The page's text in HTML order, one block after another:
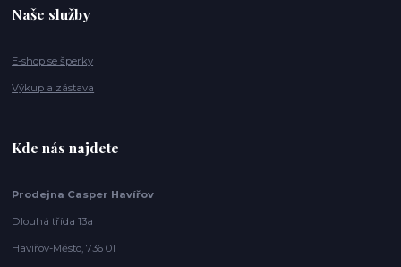
Naše služby
E-shop se šperky
Výkup a zástava
Kde nás najdete
Prodejna Casper Havířov
Dlouhá třída 13a
Havířov-Město, 736 01